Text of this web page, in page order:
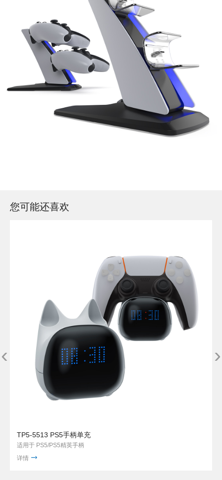
您可能还喜欢
TP5-5513 PS5手柄单充
适用于 PS5/PS5精英手柄
详情
‹ ›